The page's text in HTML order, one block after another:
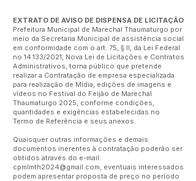
EXTRATO DE AVISO DE DISPENSA DE LICITAÇÃO
Prefeitura Municipal de Marechal Thaumaturgo por
meio da Secretaria Municipal de assistência social
em conformidade com o art. 75, § II, da Lei Federal
no 14.133/2021, Nova Lei de Licitações e Contratos
Administrativos, torna público que pretende
realizar a Contratação de empresa especializada
para realização de Mídia, edições de imagens e
vídeos no Festival do Feijão de Marechal
Thaumaturgo 2025, conforme condições,
quantidades e exigências estabelecidas no
Termo de Referência e seus anexos.
Quaisquer outras informações e demais
documentos inerentes à contratação poderão ser
obtidos através do e-mail:
cpmlmth2024@gmail.com, eventuais interessados
podem apresentar proposta de preço no período